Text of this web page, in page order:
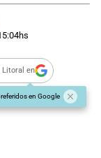
hs
Litoral en
en Google